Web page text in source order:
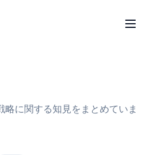
に関する知見をまとめていま